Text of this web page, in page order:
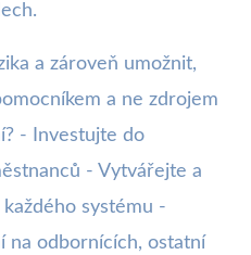
a zároveň umožnit,
a ne zdrojem
- Investujte do
- Vytvářejte a
systému -
na odbornících, ostatní